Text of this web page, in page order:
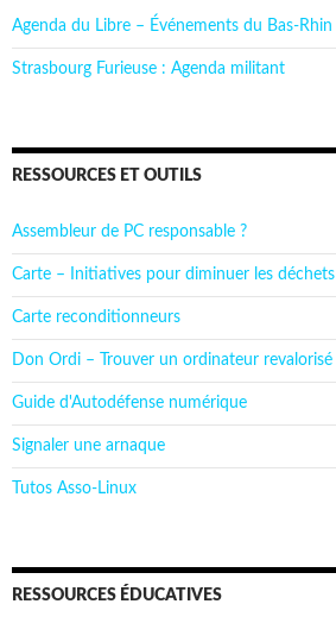
Agenda du Libre – Événements du Bas-Rhin
Strasbourg Furieuse : Agenda militant
RESSOURCES ET OUTILS
Assembleur de PC responsable ?
Carte – Initiatives pour diminuer les déchets
Carte reconditionneurs
Don Ordi – Trouver un ordinateur revalorisé
Guide d'Autodéfense numérique
Signaler une arnaque
Tutos Asso-Linux
RESSOURCES ÉDUCATIVES